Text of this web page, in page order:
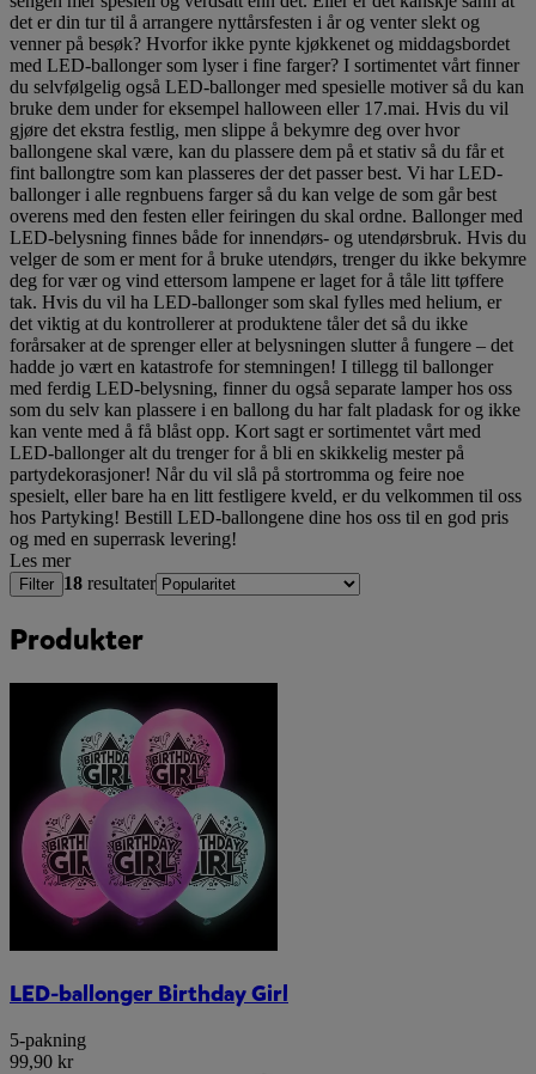
det er din tur til å arrangere nyttårsfesten i år og venter slekt og
venner på besøk? Hvorfor ikke pynte kjøkkenet og middagsbordet
med LED-ballonger som lyser i fine farger? I sortimentet vårt finner
du selvfølgelig også LED-ballonger med spesielle motiver så du kan
bruke dem under for eksempel halloween eller 17.mai. Hvis du vil
gjøre det ekstra festlig, men slippe å bekymre deg over hvor
ballongene skal være, kan du plassere dem på et stativ så du får et
fint ballongtre som kan plasseres der det passer best. Vi har LED-
ballonger i alle regnbuens farger så du kan velge de som går best
overens med den festen eller feiringen du skal ordne. Ballonger med
LED-belysning finnes både for innendørs- og utendørsbruk. Hvis du
velger de som er ment for å bruke utendørs, trenger du ikke bekymre
deg for vær og vind ettersom lampene er laget for å tåle litt tøffere
tak. Hvis du vil ha LED-ballonger som skal fylles med helium, er
det viktig at du kontrollerer at produktene tåler det så du ikke
forårsaker at de sprenger eller at belysningen slutter å fungere – det
hadde jo vært en katastrofe for stemningen! I tillegg til ballonger
med ferdig LED-belysning, finner du også separate lamper hos oss
som du selv kan plassere i en ballong du har falt pladask for og ikke
kan vente med å få blåst opp. Kort sagt er sortimentet vårt med
LED-ballonger alt du trenger for å bli en skikkelig mester på
partydekorasjoner! Når du vil slå på stortromma og feire noe
spesielt, eller bare ha en litt festligere kveld, er du velkommen til oss
hos Partyking! Bestill LED-ballongene dine hos oss til en god pris
og med en superrask levering!
Les mer
Filter 18 resultater
Produkter
LED-ballonger Birthday Girl
5-pakning
99,90 kr